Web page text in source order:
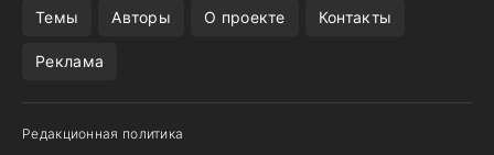
Темы Авторы О проекте Контакты
Реклама
Редакционная политика